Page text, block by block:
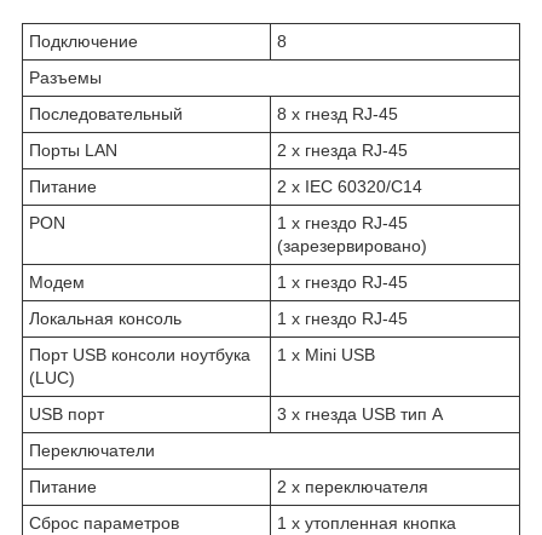
Подключение
8
Разъемы
Последовательный
8 x гнезд RJ-45
Порты LAN
2 x гнезда RJ-45
Питание
2 x IEC 60320/C14
PON
1 x гнездо RJ-45
(зарезервировано)
Модем
1 x гнездо RJ-45
Локальная консоль
1 x гнездо RJ-45
Порт USB консоли ноутбука
(LUC)
1 x Mini USB
USB порт
3 x гнезда USB тип А
Переключатели
Питание
2 x переключателя
Сброс параметров
1 x утопленная кнопка